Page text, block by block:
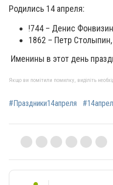
Родились 14 апреля:
!744 – Денис
1862 – Петр
Именины в этот день
Якщо ви помітили помилку, виділіть
#Праздники14апреля